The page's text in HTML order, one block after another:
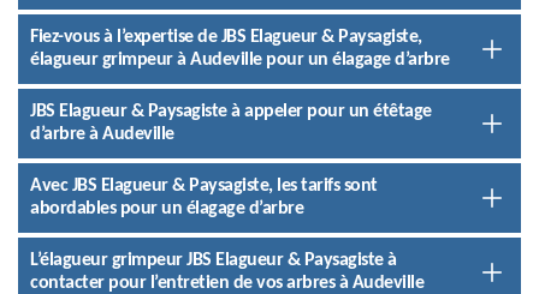
Fiez-vous à l’expertise de JBS Elagueur & Paysagiste,
élagueur grimpeur à Audeville pour un élagage d’arbre
JBS Elagueur & Paysagiste à appeler pour un étêtage
d’arbre à Audeville
Avec JBS Elagueur & Paysagiste, les tarifs sont
abordables pour un élagage d’arbre
L’élagueur grimpeur JBS Elagueur & Paysagiste à
contacter pour l’entretien de vos arbres à Audeville